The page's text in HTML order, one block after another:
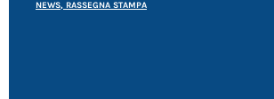
NEWS, RASSEGNA STAMPA